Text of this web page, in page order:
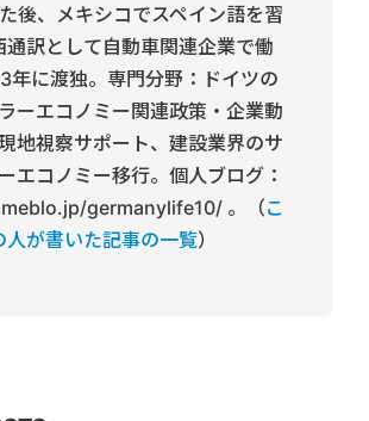
後、メキシコでスペイン語を習
通訳として自動車関連企業で働
年に渡独。専門分野：ドイツの
ーエコノミー関連政策・企業動
地視察サポート、建設業界のサ
エコノミー移行。個人ブログ：
germanylife10/ 。（こ
人が書いた記事の一覧）